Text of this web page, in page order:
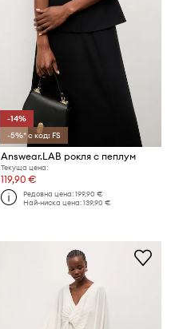
-14%
-5%* с код: FS
Answear.LAB рокля с пеплум
Текуща цена:
119,90 €
Редовна цена:199,90 €
Най-ниска цена:139,90 €